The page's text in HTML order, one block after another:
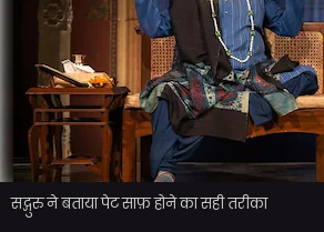
सद्गुरु ने बताया पेट साफ़ होने का सही तरीका